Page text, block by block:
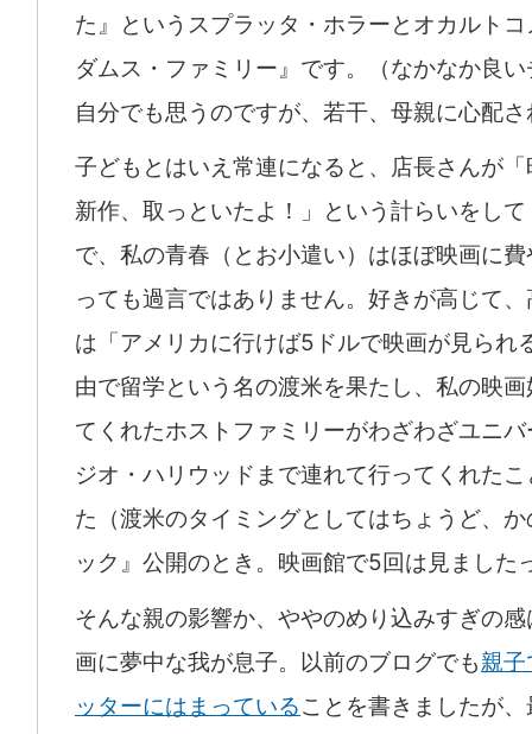
た』というスプラッタ・ホラーとオカルト
ダムス・ファミリー』です。（なかなか良
自分でも思うのですが、若干、母親に心配
子どもとはいえ常連になると、店長さんが
新作、取っといたよ！」という計らいをし
で、私の青春（とお小遣い）はほぼ映画に
っても過言ではありません。好きが高じて
は「アメリカに行けば5ドルで映画が見られ
由で留学という名の渡米を果たし、私の映
てくれたホストファミリーがわざわざユニ
ジオ・ハリウッドまで連れて行ってくれた
た（渡米のタイミングとしてはちょうど、
ック』公開のとき。映画館で5回は見ました
そんな親の影響か、ややのめり込みすぎの
画に夢中な我が息子。以前のブログでも親子
ッターにはまっていることを書きましたが